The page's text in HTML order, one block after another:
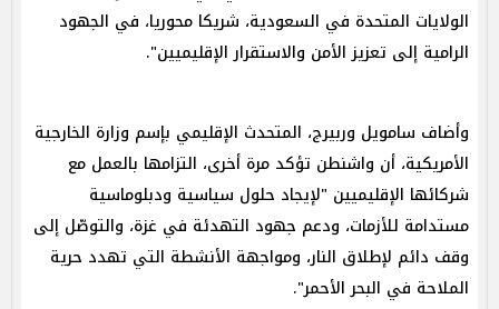
الولايات المتحدة في السعودية، شريكا محوريا، في الجهود
الرامية إلى تعزيز الأمن والاستقرار الإقليميين".
وأضاف سامويل وربيرج، المتحدث الإقليمي بإسم وزارة الخارجية
الأمريكية، أن واشنطن تؤكد مرة أخرى، التزامها بالعمل مع
شركائها الإقليميين "لإيجاد حلول سياسية ودبلوماسية
مستدامة للأزمات، ودعم جهود التهدئة في غزة، والتوصّل إلى
وقف دائم لإطلاق النار، ومواجهة الأنشطة التي تهدد حرية
الملاحة في البحر الأحمر".